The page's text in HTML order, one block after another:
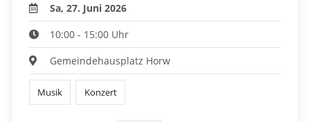
Sa, 27. Juni 2026
10:00 - 15:00 Uhr
Gemeindehausplatz Horw
Musik Konzert